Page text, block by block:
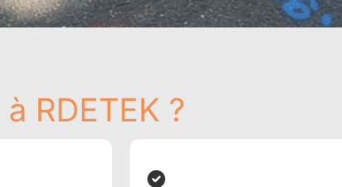
à RDETEK ?